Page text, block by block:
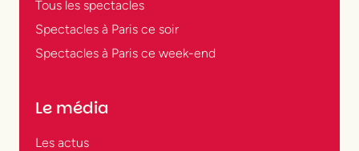
Tous les spectacles
Spectacles à Paris ce soir
Spectacles à Paris ce week-end
Le média
Les actus